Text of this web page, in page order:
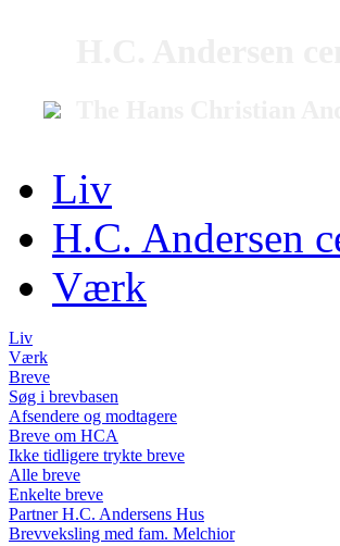
Liv
H.C. Andersen
Værk
Liv
Værk
Breve
Søg i brevbasen
Afsendere og modtagere
Breve om HCA
Ikke tidligere trykte breve
Alle breve
Enkelte breve
Partner H.C. Andersens Hus
Brevveksling med fam. Melchior